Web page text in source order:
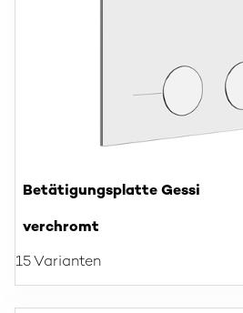
Betätigungsplatte Gessi
verchromt
15 Varianten